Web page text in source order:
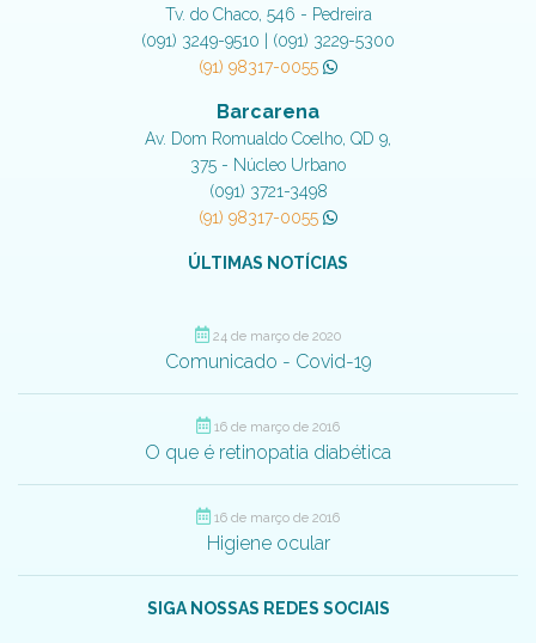
Tv. do Chaco, 546 - Pedreira
(091) 3249-9510 | (091) 3229-5300
(91) 98317-0055
Barcarena
Av. Dom Romualdo Coelho, QD 9,
375 - Núcleo Urbano
(091) 3721-3498
(91) 98317-0055
ÚLTIMAS NOTÍCIAS
24 de março de 2020
Comunicado - Covid-19
16 de março de 2016
O que é retinopatia diabética
16 de março de 2016
Higiene ocular
SIGA NOSSAS REDES SOCIAIS